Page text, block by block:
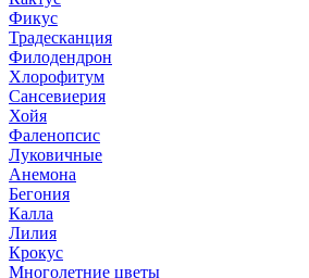
Фикус
Традесканция
Филодендрон
Хлорофитум
Сансевиерия
Хойя
Фаленопсис
Луковичные
Анемона
Бегония
Калла
Лилия
Крокус
Многолетние цветы